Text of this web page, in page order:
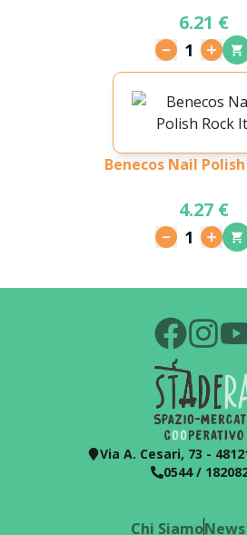
6.21 €
1
Benecos Nail
4.27 €
1
Via A. Cesari, 73 -
0544 /
Chi SiamoNews